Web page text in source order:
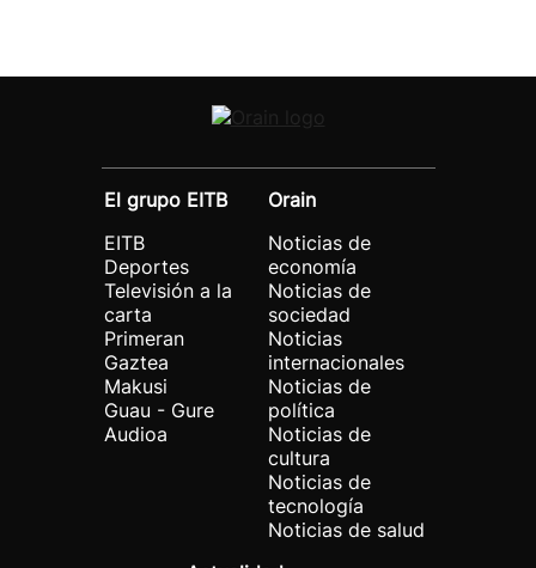
El grupo EITB
EITB
Deportes
Televisión a la
carta
Primeran
Gaztea
Makusi
Guau - Gure
Audioa
Orain
Noticias de
economía
Noticias de
sociedad
Noticias
internacionales
Noticias de
política
Noticias de
cultura
Noticias de
tecnología
Noticias de salud